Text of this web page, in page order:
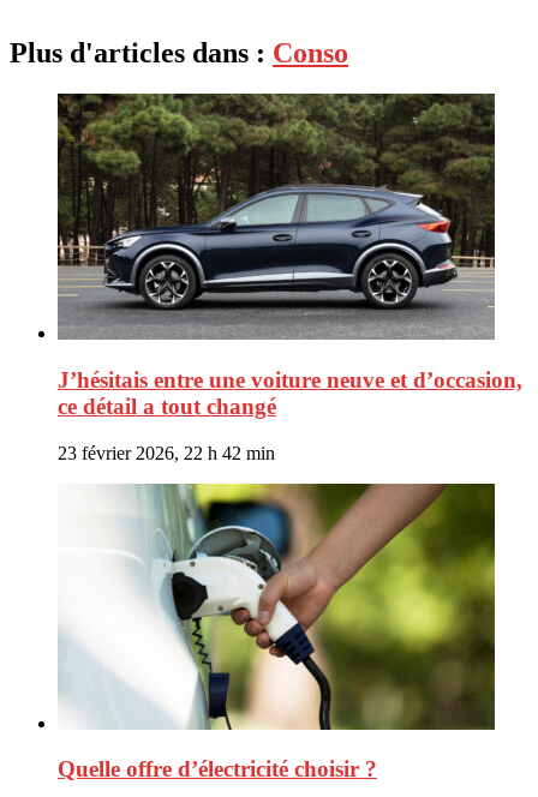
Plus d'articles dans : Conso
J’hésitais entre une voiture neuve et d’occasion,
ce détail a tout changé
23 février 2026, 22 h 42 min
Quelle offre d’électricité choisir ?